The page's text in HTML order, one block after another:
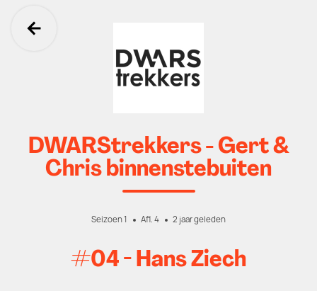
Ga terug
DWARStrekkers - Gert &
Chris binnenstebuiten
Seizoen 1 Afl. 4 2 jaar geleden
#04 - Hans Ziech